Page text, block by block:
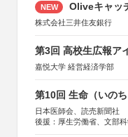
NEW Oliveキャッ
株式会社三井住友銀行
第3回 高校生広報ア
嘉悦大学 経営経済学部
第10回 生命（いの
日本医師会、読売新聞社
後援：厚生労働省、文部